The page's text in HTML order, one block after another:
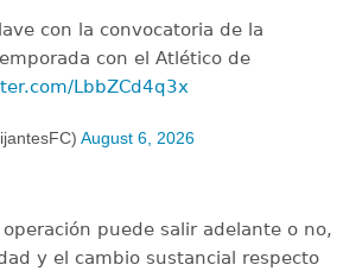
con la convocatoria de la
con el Atlético de
LbbZCd4q3x
August 6, 2026
puede salir adelante o no,
y el cambio sustancial respecto